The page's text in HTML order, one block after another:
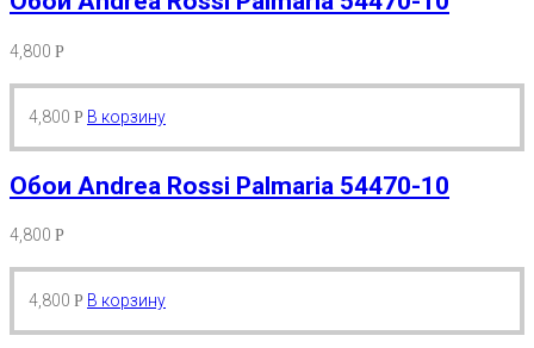
4,800 Р
4,800 Р В корзину
Обои Andrea Rossi Palmaria 54470-10
4,800 Р
4,800 Р В корзину